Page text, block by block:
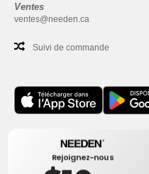
Ventes
ventes@needen.ca
Suivi de commande
Bureau
One Dundas Street West Suite 2500
Rejoignez-nous